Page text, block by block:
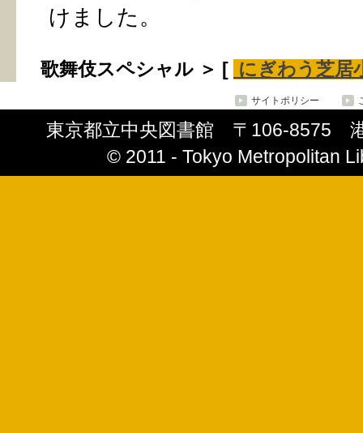
けました。
歌舞伎スペシャル ＞ [ にぎわう芝居
サイトポリシー
東京都立中央図書館 〒106-8575
© 2011 ‐ Tokyo Metropolitan